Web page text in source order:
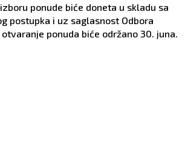
ponude biće doneta u skladu sa
postupka i uz saglasnost Odbora
ponuda biće održano 30. juna.